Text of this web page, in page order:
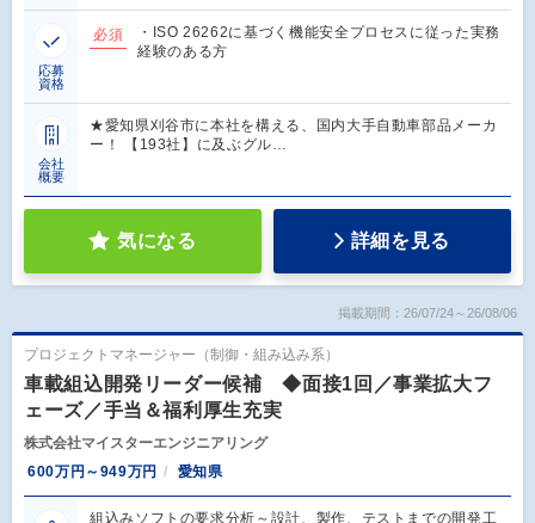
応募
資格
必須
・ISO 26262に基づく機能安全プロセスに従った実務
経験のある方
会社
概要
★愛知県刈谷市に本社を構える、国内大手自動車部品メーカ
ー！ 【193社】に及ぶグル…
気になる 詳細を見る
掲載期間：26/07/24～26/08/06
プロジェクトマネージャー（制御・組み込み系）
車載組込開発リーダー候補 ◆面接1回／事業拡大フ
ェーズ／手当＆福利厚生充実
株式会社マイスターエンジニアリング
600万円～949万円
愛知県
組込みソフトの要求分析～設計、製作、テストまでの開発工